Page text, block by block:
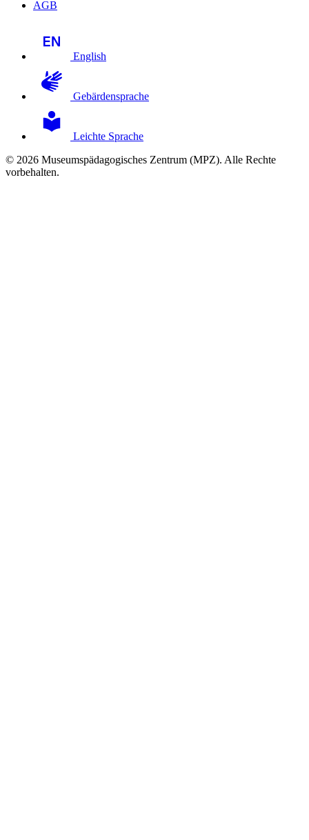
AGB
English
Gebärdensprache
Leichte Sprache
© 2026 Museumspädagogisches Zentrum (MPZ). Alle Rechte
vorbehalten.